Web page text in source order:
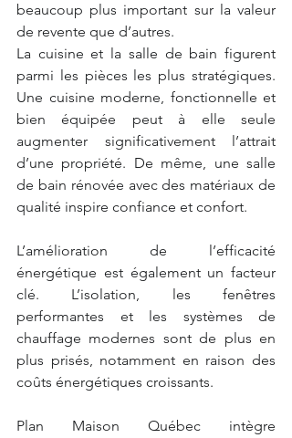
beaucoup plus important sur la valeur
de revente que d’autres.
La cuisine et la salle de bain figurent
parmi les pièces les plus stratégiques.
Une cuisine moderne, fonctionnelle et
bien équipée peut à elle seule
augmenter significativement l’attrait
d’une propriété. De même, une salle
de bain rénovée avec des matériaux de
qualité inspire confiance et confort.
L’amélioration de l’efficacité
énergétique est également un facteur
clé. L’isolation, les fenêtres
performantes et les systèmes de
chauffage modernes sont de plus en
plus prisés, notamment en raison des
coûts énergétiques croissants.
Plan Maison Québec intègre